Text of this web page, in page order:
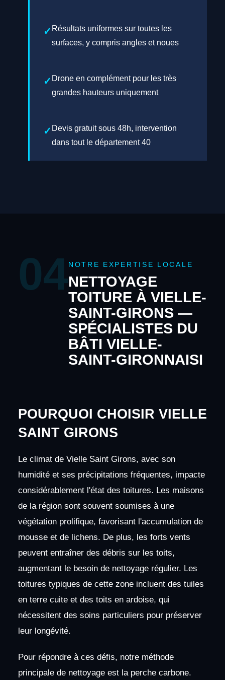
Résultats uniformes sur toutes les
surfaces, y compris angles et noues
Drone en complément pour les très
grandes hauteurs uniquement
Devis gratuit sous 48h, intervention
dans tout le département 40
04NOTRE EXPERTISE LOCALE
NETTOYAGE
TOITURE À VIELLE-
SAINT-GIRONS —
SPÉCIALISTES DU
BÂTI VIELLE-
SAINT-GIRONNAISI
POURQUOI CHOISIR VIELLE
SAINT GIRONS
Le climat de Vielle Saint Girons, avec son
humidité et ses précipitations fréquentes, impacte
considérablement l'état des toitures. Les maisons
de la région sont souvent soumises à une
végétation prolifique, favorisant l'accumulation de
mousse et de lichens. De plus, les forts vents
peuvent entraîner des débris sur les toits,
augmentant le besoin de nettoyage régulier. Les
toitures typiques de cette zone incluent des tuiles
en terre cuite et des toits en ardoise, qui
nécessitent des soins particuliers pour préserver
leur longévité.
Pour répondre à ces défis, notre méthode
principale de nettoyage est la perche carbone.